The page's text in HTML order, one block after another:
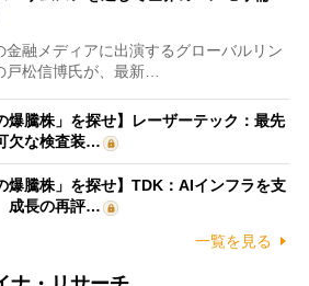
融メディアに出演するグローバルリン
松信博氏が、最新…
爆騰株」を探せ】レーザーテック：最先
欠な検査装…
爆騰株」を探せ】TDK：AIインフラを支
成長の再評…
一覧を見る